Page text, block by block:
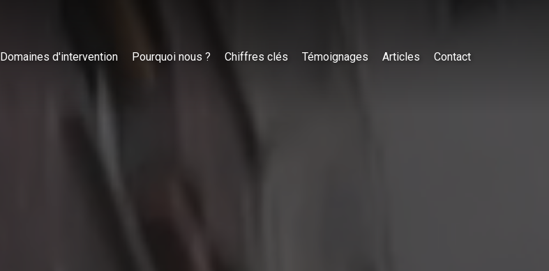
Domaines d'intervention Pourquoi nous ? Chiffres clés Témoignages Articles Contact